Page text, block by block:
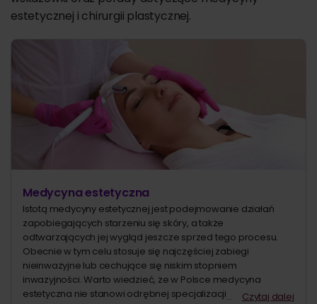
estetycznej i chirurgii plastycznej.
Medycyna estetyczna
Istotą medycyny estetycznej jest podejmowanie działań
zapobiegających starzeniu się skóry, a także
odtwarzających jej wygląd jeszcze sprzed tego procesu.
Obecnie w tym celu stosuje się najczęściej zabiegi
nieinwazyjne lub cechujące się niskim stopniem
inwazyjności. Warto wiedzieć, że w Polsce medycyna
estetyczna nie stanowi odrębnej specjalizacji lekarskiej,
Czytaj dalej